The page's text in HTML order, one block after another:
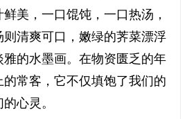
美，一口馄饨，一口热汤，
清爽可口，嫩绿的荠菜漂浮
的水墨画。在物资匮乏的年
常客，它不仅填饱了我们的
心灵。